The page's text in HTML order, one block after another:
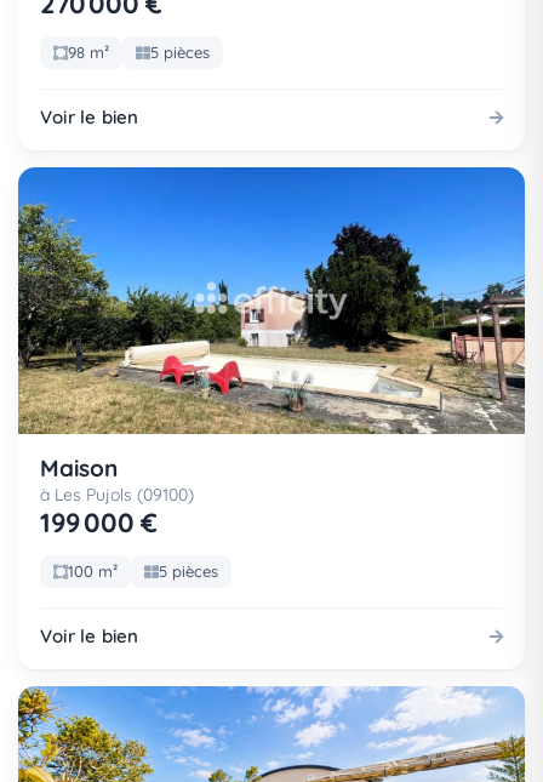
98 m² 5 pièces
Voir le bien
Maison
à Les Pujols (09100)
199 000 €
100 m² 5 pièces
Voir le bien